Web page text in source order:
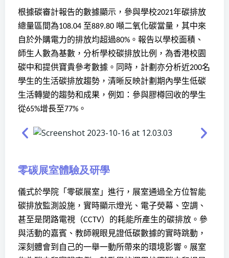
根據碳審計報告的數據顯示，參與學校2021年碳排放
總量區間為108.04 至889.80 噸二氧化碳當量，其中來
自於外購電力的排放均超過80% 。報告以學校面積、
師生人數為基數，分析學校碳排放比例，為香港校園
碳中和提供寶貴參考數據。同時，計劃亦分析近200名
學生的生活碳排放趨勢，清晰反映計劃期內學生低碳
生活轉變的趨勢和成果，例如：參與膠樽回收的學生
從65%增長至77% 。
零碳展室體驗及研學
儀式於學院「零碳展室」進行，展室通過全方位智能
碳排放監測設施，實時顯示燈光、電子熒幕、空調、
甚至是閉路電視（CCTV）的耗能所產生的碳排放。參
與活動的嘉賓、教師親眼見證低碳數據的實時跳動，
深刻體會到自己的一舉一動所帶來的環境影響。展室